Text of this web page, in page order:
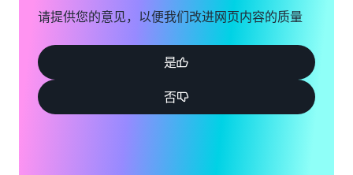
请提供您的意见，以便我们改进网页内容的质量
是
否